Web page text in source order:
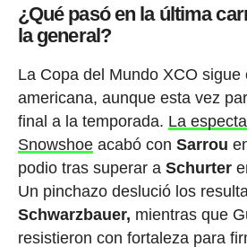
¿Qué pasó en la última
la general?
La Copa del Mundo XCO sigue
americana, aunque esta vez
final a la temporada. La
Snowshoeacabó con Sarrou
podio tras superar a Schurter
Un pinchazo deslució los
Schwarzbauer, mientras que
resistieron con fortaleza para